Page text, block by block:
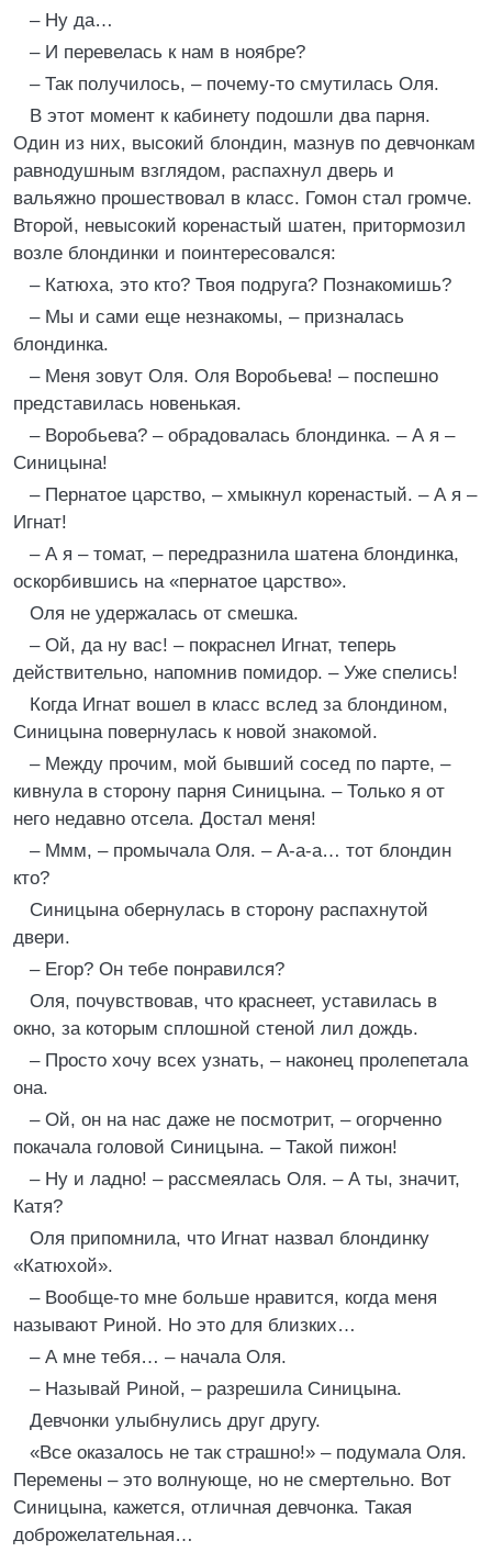
– Ну да…
– И перевелась к нам в ноябре?
– Так получилось, – почему-то смутилась Оля.
В этот момент к кабинету подошли два парня.
Один из них, высокий блондин, мазнув по девчонкам
равнодушным взглядом, распахнул дверь и
вальяжно прошествовал в класс. Гомон стал громче.
Второй, невысокий коренастый шатен, притормозил
возле блондинки и поинтересовался:
– Катюха, это кто? Твоя подруга? Познакомишь?
– Мы и сами еще незнакомы, – призналась
блондинка.
– Меня зовут Оля. Оля Воробьева! – поспешно
представилась новенькая.
– Воробьева? – обрадовалась блондинка. – А я –
Синицына!
– Пернатое царство, – хмыкнул коренастый. – А я –
Игнат!
– А я – томат, – передразнила шатена блондинка,
оскорбившись на «пернатое царство».
Оля не удержалась от смешка.
– Ой, да ну вас! – покраснел Игнат, теперь
действительно, напомнив помидор. – Уже спелись!
Когда Игнат вошел в класс вслед за блондином,
Синицына повернулась к новой знакомой.
– Между прочим, мой бывший сосед по парте, –
кивнула в сторону парня Синицына. – Только я от
него недавно отсела. Достал меня!
– Ммм, – промычала Оля. – А-а-а… тот блондин
кто?
Синицына обернулась в сторону распахнутой
двери.
– Егор? Он тебе понравился?
Оля, почувствовав, что краснеет, уставилась в
окно, за которым сплошной стеной лил дождь.
– Просто хочу всех узнать, – наконец пролепетала
она.
– Ой, он на нас даже не посмотрит, – огорченно
покачала головой Синицына. – Такой пижон!
– Ну и ладно! – рассмеялась Оля. – А ты, значит,
Катя?
Оля припомнила, что Игнат назвал блондинку
«Катюхой».
– Вообще-то мне больше нравится, когда меня
называют Риной. Но это для близких…
– А мне тебя… – начала Оля.
– Называй Риной, – разрешила Синицына.
Девчонки улыбнулись друг другу.
«Все оказалось не так страшно!» – подумала Оля.
Перемены – это волнующе, но не смертельно. Вот
Синицына, кажется, отличная девчонка. Такая
доброжелательная…